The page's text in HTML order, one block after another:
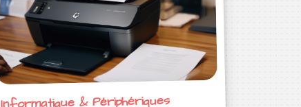
Informatique & Périphériques